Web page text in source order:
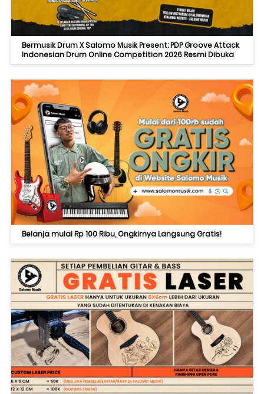
Bermusik Drum X Salomo Musik Present: PDP Groove Attack
Indonesian Drum Online Competition 2026 Resmi Dibuka
Belanja mulai Rp 100 Ribu, Ongkirnya Langsung Gratis!